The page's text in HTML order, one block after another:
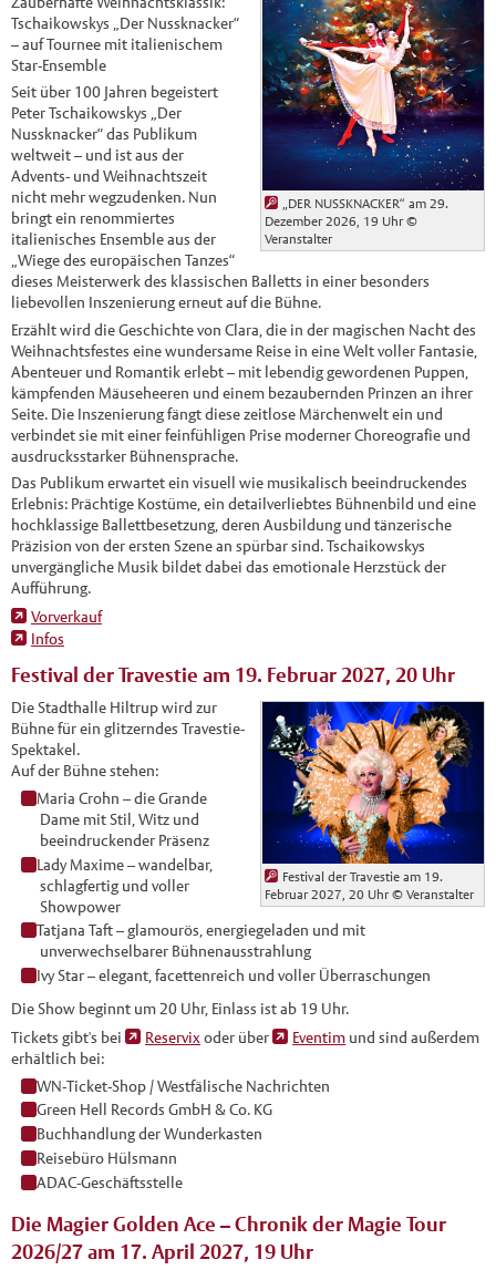
„DER NUSSKNACKER“ am 29.
Dezember 2026, 19 Uhr ©
Veranstalter
Tschaikowskys „Der Nussknacker“
– auf Tournee mit italienischem
Star-Ensemble
Seit über 100 Jahren begeistert
Peter Tschaikowskys „Der
Nussknacker“ das Publikum
weltweit – und ist aus der
Advents- und Weihnachtszeit
nicht mehr wegzudenken. Nun
bringt ein renommiertes
italienisches Ensemble aus der
„Wiege des europäischen Tanzes“
dieses Meisterwerk des klassischen Balletts in einer besonders
liebevollen Inszenierung erneut auf die Bühne.
Erzählt wird die Geschichte von Clara, die in der magischen Nacht des
Weihnachtsfestes eine wundersame Reise in eine Welt voller Fantasie,
Abenteuer und Romantik erlebt – mit lebendig gewordenen Puppen,
kämpfenden Mäuseheeren und einem bezaubernden Prinzen an ihrer
Seite. Die Inszenierung fängt diese zeitlose Märchenwelt ein und
verbindet sie mit einer feinfühligen Prise moderner Choreografie und
ausdrucksstarker Bühnensprache.
Das Publikum erwartet ein visuell wie musikalisch beeindruckendes
Erlebnis: Prächtige Kostüme, ein detailverliebtes Bühnenbild und eine
hochklassige Ballettbesetzung, deren Ausbildung und tänzerische
Präzision von der ersten Szene an spürbar sind. Tschaikowskys
unvergängliche Musik bildet dabei das emotionale Herzstück der
Aufführung.
Vorverkauf
Infos
Festival der Travestie am 19. Februar 2027, 20 Uhr
Festival der Travestie am 19.
Februar 2027, 20 Uhr © Veranstalter
Die Stadthalle Hiltrup wird zur
Bühne für ein glitzerndes Travestie-
Spektakel.
Auf der Bühne stehen:
Maria Crohn – die Grande
Dame mit Stil, Witz und
beeindruckender Präsenz
Lady Maxime – wandelbar,
schlagfertig und voller
Showpower
Tatjana Taft – glamourös, energiegeladen und mit
unverwechselbarer Bühnenausstrahlung
Ivy Star – elegant, facettenreich und voller Überraschungen
Die Show beginnt um 20 Uhr, Einlass ist ab 19 Uhr.
Tickets gibt's bei
Reservix oder über Eventim und sind außerdem
erhältlich bei:
WN-Ticket-Shop / Westfälische Nachrichten
Green Hell Records GmbH & Co. KG
Buchhandlung der Wunderkasten
Reisebüro Hülsmann
ADAC-Geschäftsstelle
Die Magier Golden Ace – Chronik der Magie Tour
2026/27 am 17. April 2027, 19 Uhr